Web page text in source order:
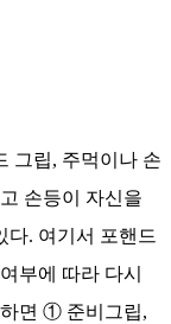
그립, 주먹이나 손
손등이 자신을
다. 여기서 포핸드
부에 따라 다시
면 ① 준비그립,